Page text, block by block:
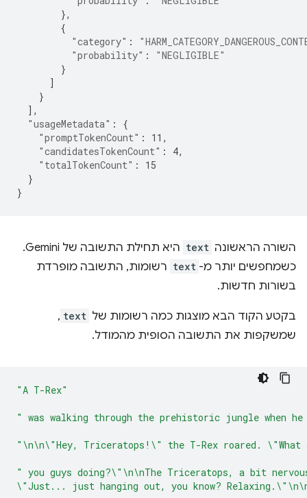
},
{
"category" :
"probability" :
"NEGLIGIBLE"
}
]
}
],
"usageMetadata" :
{
"promptTokenCount" : 11 ,
"candidatesTokenCount" : 4,
"totalTokenCount" :
15
}
}
השורה הראשונה text
היא תחילת התשובה של Gemini.
כשמחפשים יותר מ- text רשומות, התשובה מופרדת
בשורות חדשות.
בקטע הקוד הבא מוצגות כמה רשומות של text
,
שמשקפות את התשובה הסופית מהמודל.
"A T-Rex"
" was walking through the prehistoric jungle when
"\n\n\"Hey, Triceratops!\" the T-Rex roared. \"What
" you guys doing?\"\n\nThe Triceratops, a bit
\"Just... just hanging out, you know?